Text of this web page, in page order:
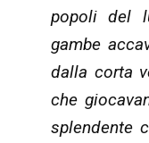
popoli del
gambe
dalla corta
che
splendente